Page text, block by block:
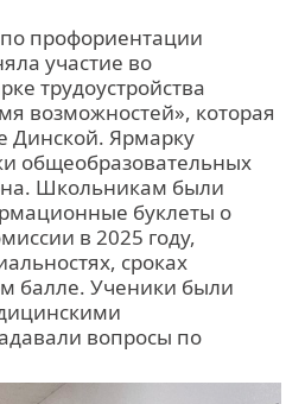
профориентации
участие во
трудоустройства
возможностей», которая
Динской. Ярмарку
общеобразовательных
Школьникам были
буклеты о
в 2025 году,
сроках
балле. Ученики были
вопросы по